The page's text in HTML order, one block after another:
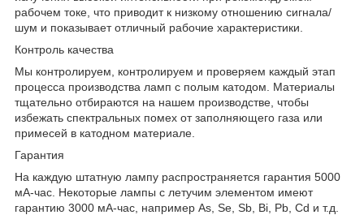
рабочем токе, что приводит к низкому отношению сигнала/
шум и показывает отличный рабочие характеристики.
Контроль качества
Мы контролируем, контролируем и проверяем каждый этап
процесса производства ламп с полым катодом. Материалы
тщательно отбираются на нашем производстве, чтобы
избежать спектральных помех от заполняющего газа или
примесей в катодном материале.
Гарантия
На каждую штатную лампу распространяется гарантия 5000
мА-час. Некоторые лампы с летучим элементом имеют
гарантию 3000 мА-час, например As, Se, Sb, Bi, Pb, Cd и т.д.